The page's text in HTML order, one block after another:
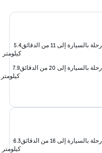
رحلة بالسيارة إلى 11 من الدقائق
5.4
كيلومتر
رحلة بالسيارة إلى 20 من الدقائق
7.9
كيلومتر
رحلة بالسيارة إلى 16 من الدقائق
6.3
كيلومتر